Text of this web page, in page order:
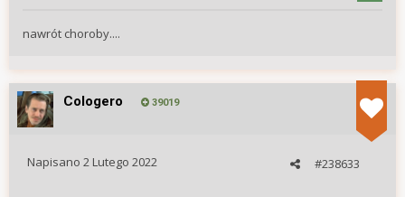
nawrót choroby....
Cologero 39019
#238633
Napisano 2 Lutego 2022